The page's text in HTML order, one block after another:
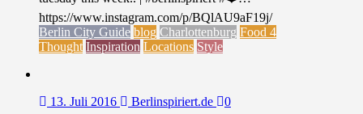
https://www.instagram.com/p/BQlAU9aF19j/
Berlin City Guide blog Charlottenburg Food 4
Thought Inspiration Locations Style
13. Juli 2016 Berlinspiriert.de 0